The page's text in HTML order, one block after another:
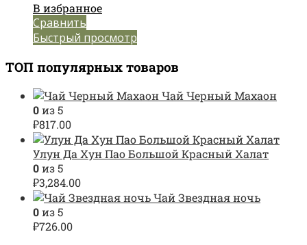
В избранное
Сравнить
Быстрый просмотр
ТОП популярных товаров
Чай Черный Махаон
0из 5
₽817.00
Улун Да Хун Пао Большой Красный Халат
0из 5
₽3,284.00
Чай Звездная ночь
0из 5
₽726.00